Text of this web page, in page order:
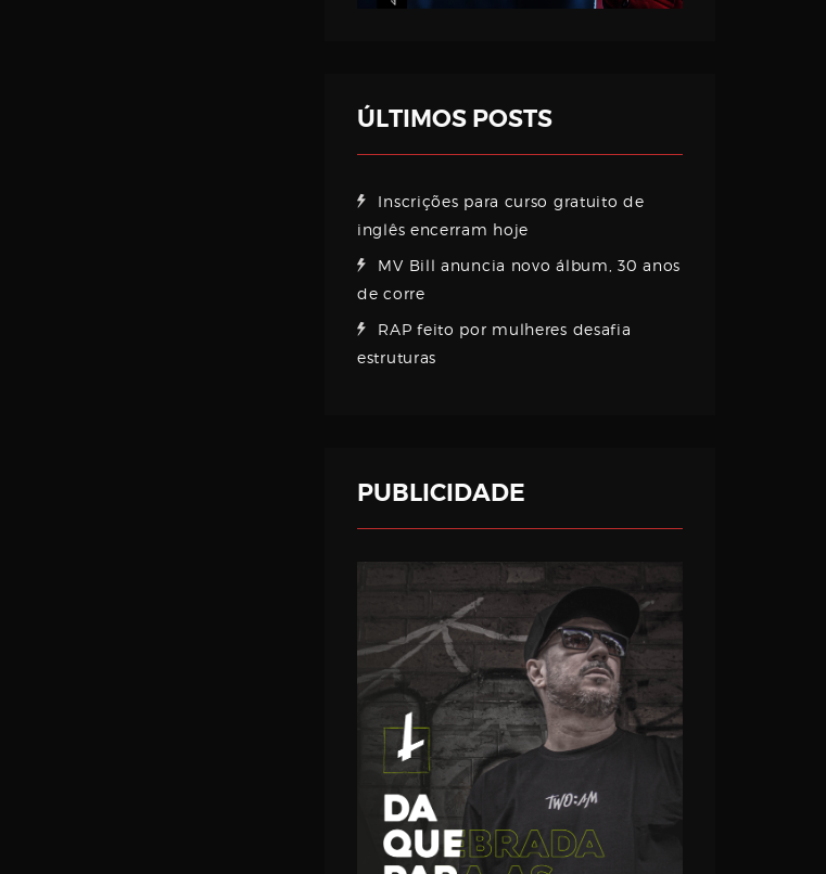
ÚLTIMOS POSTS
Inscrições para curso gratuito de
inglês encerram hoje
MV Bill anuncia novo álbum, 30 anos
de corre
RAP feito por mulheres desafia
estruturas
PUBLICIDADE